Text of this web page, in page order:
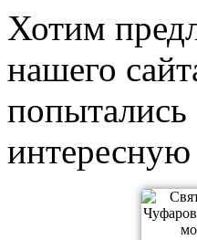
Хотим
нашего
попытались